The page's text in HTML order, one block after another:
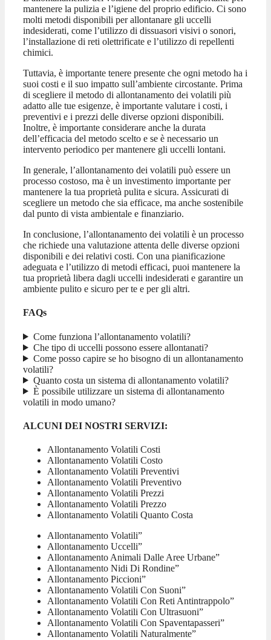
mantenere la pulizia e l’igiene del proprio edificio. Ci sono
molti metodi disponibili per allontanare gli uccelli
indesiderati, come l’utilizzo di dissuasori visivi o sonori,
l’installazione di reti olettrificate e l’utilizzo di repellenti
chimici.
Tuttavia, è importante tenere presente che ogni metodo ha i
suoi costi e il suo impatto sull’ambiente circostante. Prima
di scegliere il metodo di allontanamento dei volatili più
adatto alle tue esigenze, è importante valutare i costi, i
preventivi e i prezzi delle diverse opzioni disponibili.
Inoltre, è importante considerare anche la durata
dell’efficacia del metodo scelto e se è necessario un
intervento periodico per mantenere gli uccelli lontani.
In generale, l’allontanamento dei volatili può essere un
processo costoso, ma è un investimento importante per
mantenere la tua proprietà pulita e sicura. Assicurati di
scegliere un metodo che sia efficace, ma anche sostenibile
dal punto di vista ambientale e finanziario.
In conclusione, l’allontanamento dei volatili è un processo
che richiede una valutazione attenta delle diverse opzioni
disponibili e dei relativi costi. Con una pianificazione
adeguata e l’utilizzo di metodi efficaci, puoi mantenere la
tua proprietà libera dagli uccelli indesiderati e garantire un
ambiente pulito e sicuro per te e per gli altri.
FAQs
Come funziona l’allontanamento volatili?
Che tipo di uccelli possono essere allontanati?
Come posso capire se ho bisogno di un allontanamento
volatili?
Quanto costa un sistema di allontanamento volatili?
È possibile utilizzare un sistema di allontanamento
volatili in modo umano?
ALCUNI DEI NOSTRI SERVIZI:
Allontanamento Volatili Costi
Allontanamento Volatili Costo
Allontanamento Volatili Preventivi
Allontanamento Volatili Preventivo
Allontanamento Volatili Prezzi
Allontanamento Volatili Prezzo
Allontanamento Volatili Quanto Costa
Allontanamento Volatili”
Allontanamento Uccelli”
Allontanamento Animali Dalle Aree Urbane”
Allontanamento Nidi Di Rondine”
Allontanamento Piccioni”
Allontanamento Volatili Con Suoni”
Allontanamento Volatili Con Reti Antintrappolo”
Allontanamento Volatili Con Ultrasuoni”
Allontanamento Volatili Con Spaventapasseri”
Allontanamento Volatili Naturalmente”